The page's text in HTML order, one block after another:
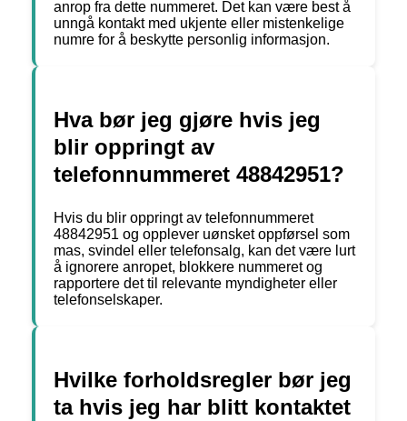
anrop fra dette nummeret. Det kan være best å
unngå kontakt med ukjente eller mistenkelige
numre for å beskytte personlig informasjon.
Hva bør jeg gjøre hvis jeg
blir oppringt av
telefonnummeret 48842951?
Hvis du blir oppringt av telefonnummeret
48842951 og opplever uønsket oppførsel som
mas, svindel eller telefonsalg, kan det være lurt
å ignorere anropet, blokkere nummeret og
rapportere det til relevante myndigheter eller
telefonselskaper.
Hvilke forholdsregler bør jeg
ta hvis jeg har blitt kontaktet